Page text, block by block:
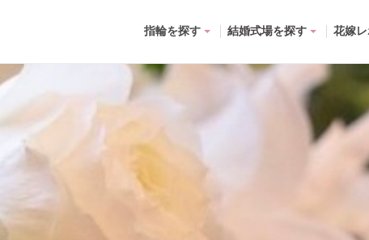
指輪を探す 結婚式場を探す 花嫁